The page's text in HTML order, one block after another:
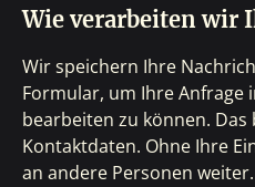
Wie verarbeiten wir
Wir speichern Ihre
Formular, um Ihre Anfrage
bearbeiten zu können.
Kontaktdaten. Ohne Ihre
an andere Personen weiter.